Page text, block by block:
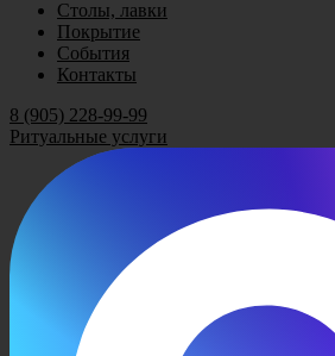
Столы, лавки
Покрытие
События
Контакты
8 (905) 228-99-99
Ритуальные услуги